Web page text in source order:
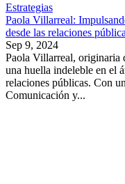
Estrategias
Paola Villarreal:
desde las relaciones
Sep 9, 2024
Paola Villarreal, originaria
una huella indeleble en el
relaciones públicas. Con
Comunicación y...